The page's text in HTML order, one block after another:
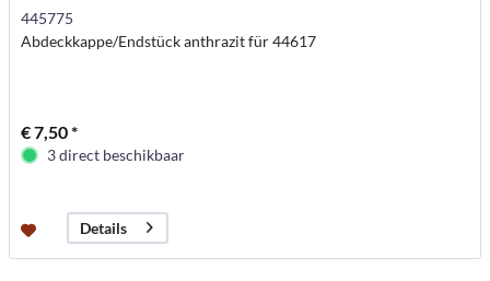
445775
Abdeckkappe/Endstück anthrazit für 44617
€ 7,50 *
3 direct beschikbaar
Details